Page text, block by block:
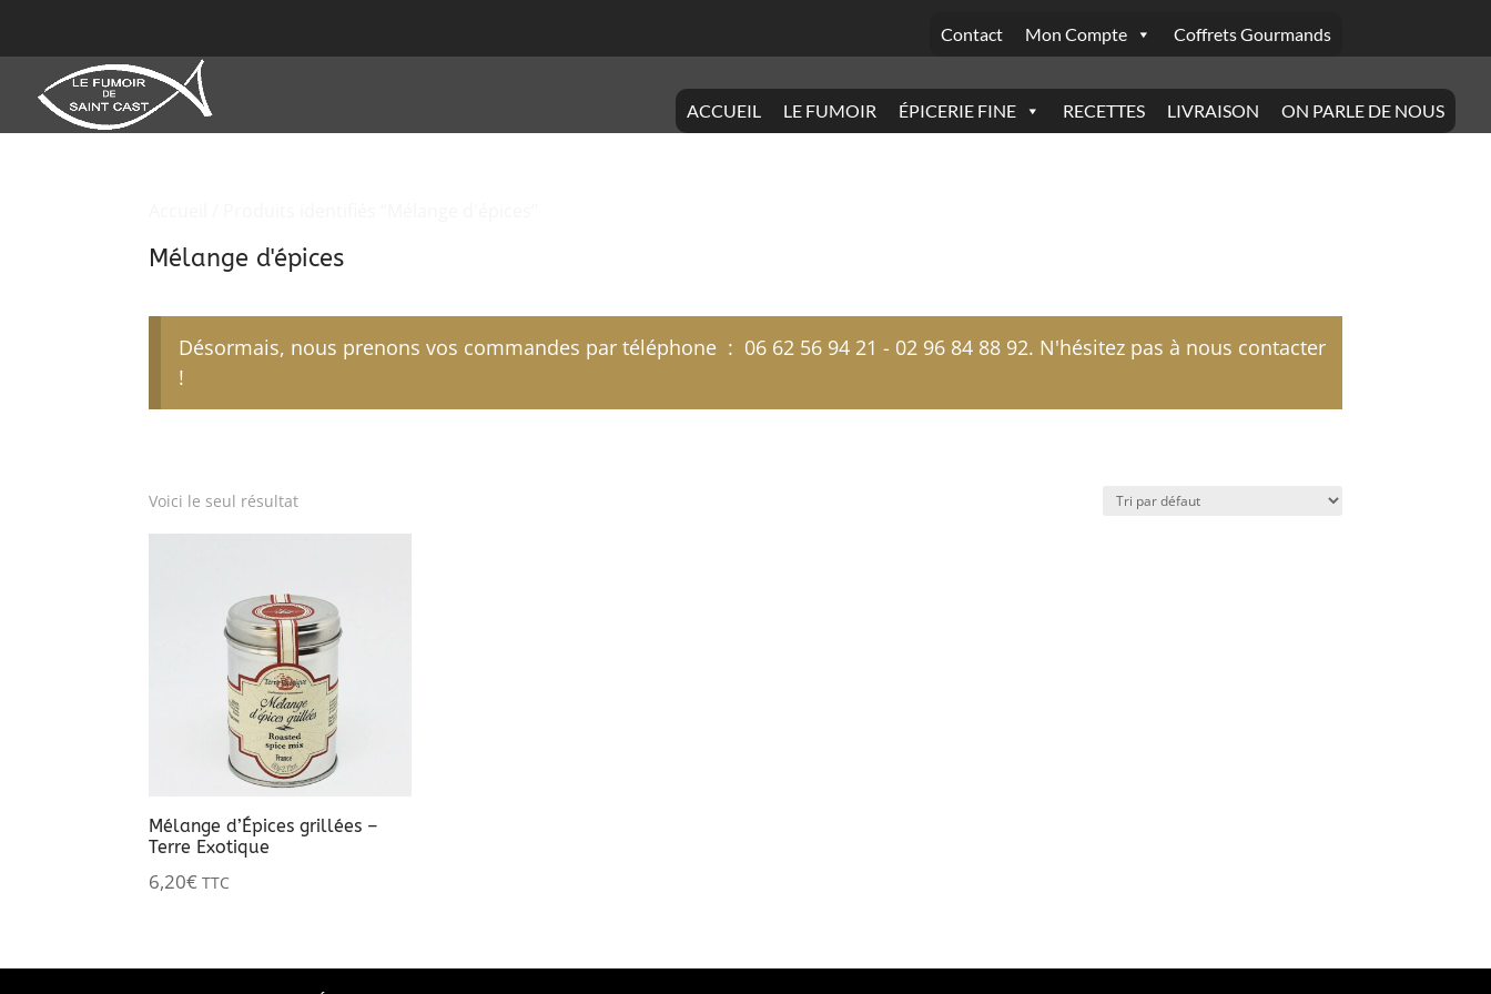
Contact Mon Compte Coffrets Gourmands
ACCUEIL LE FUMOIR ÉPICERIE FINE RECETTES LIVRAISON ON PARLE DE NOUS
Mélange d'épices
Désormais, nous prenons vos commandes par téléphone : 06 62 56 94 21 - 02 96 84 88 92. N'hésitez pas à nous contacter
!
Voici le seul résultat
Mélange d’Épices grillées –
Terre Exotique
6,20€ TTC